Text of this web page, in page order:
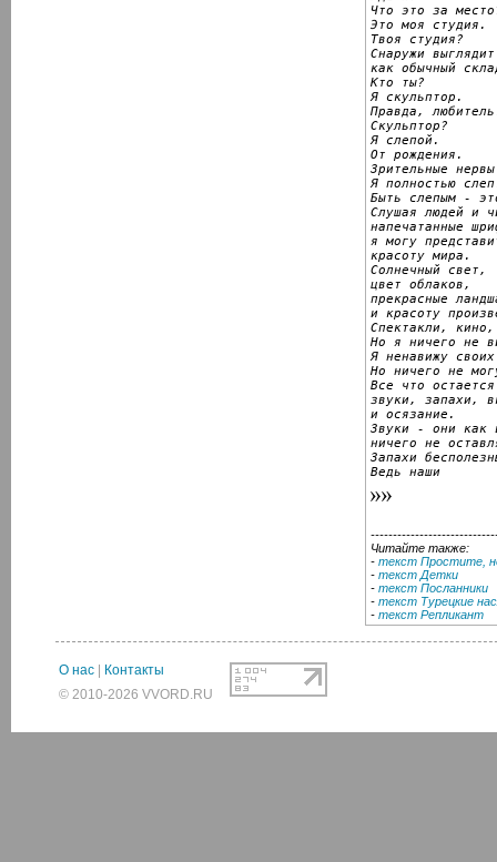
Что это за
Это моя студия.
Твоя студия?
Снаружи выглядит
как обычный
Кто ты?
Я скульптор.
Правда,
Скульптор?
Я слепой.
От рождения.
Зрительные
Я полностью
Быть слепым -
Слушая людей и
напечатанные
я могу
красоту мира.
Солнечный свет,
цвет облаков,
прекрасные
и красоту
Спектакли,
Но я ничего не
Я ненавижу
Но ничего не
Все что
звуки, запахи,
и осязание.
Звуки - они как
ничего не
Запахи
Ведь наши
Читайте также:
- текст Простите,
- текст Детки
- текст Посланники
- текст Турецкие
- текст Репликант
О нас
Контакты
© 2010-2026 VVORD.RU